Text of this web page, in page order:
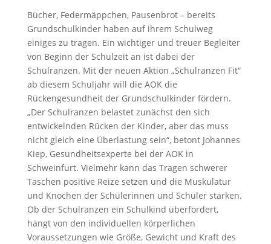
Bücher, Federmäppchen, Pausenbrot – bereits
Grundschulkinder haben auf ihrem Schulweg
einiges zu tragen. Ein wichtiger und treuer Begleiter
von Beginn der Schulzeit an ist dabei der
Schulranzen. Mit der neuen Aktion „Schulranzen Fit“
ab diesem Schuljahr will die AOK die
Rückengesundheit der Grundschulkinder fördern.
„Der Schulranzen belastet zunächst den sich
entwickelnden Rücken der Kinder, aber das muss
nicht gleich eine Überlastung sein“, betont Johannes
Kiep, Gesundheitsexperte bei der AOK in
Schweinfurt. Vielmehr kann das Tragen schwerer
Taschen positive Reize setzen und die Muskulatur
und Knochen der Schülerinnen und Schüler stärken.
Ob der Schulranzen ein Schulkind überfordert,
hängt von den individuellen körperlichen
Voraussetzungen wie Größe, Gewicht und Kraft des